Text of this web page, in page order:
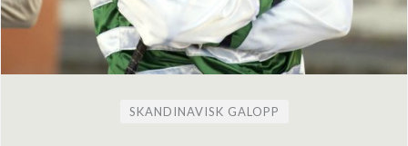
SKANDINAVISK GALOPP